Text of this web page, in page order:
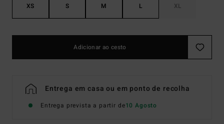
XS S M L XL
Adicionar ao cesto
Entrega em casa ou em ponto de recolha
Entrega prevista a partir de10 Agosto